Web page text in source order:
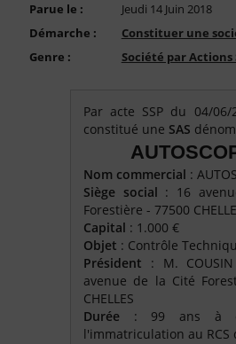
Parue le :
Jeudi 14 Juin 2018
Démarche :
Constituer une
Genre :
Société par Actions
Par acte SSP du 04/
constitué une SAS
Nom commercial :
Siège social : 16
Forestière - 77500
Capital : 1.000 €
Objet : Contrôle
Président : M.
avenue de la Cité
CHELLES
Durée : 99 ans à
l'immatriculation au RCS